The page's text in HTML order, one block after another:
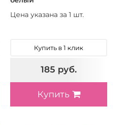
Цена указана за 1 шт.
Купить в 1 клик
185 руб.
Купить